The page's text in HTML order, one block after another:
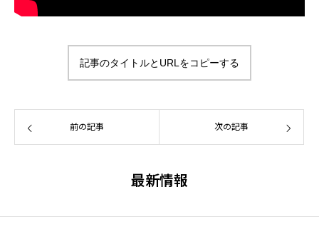
記事のタイトルとURLをコピーする
前の記事 次の記事
最新情報